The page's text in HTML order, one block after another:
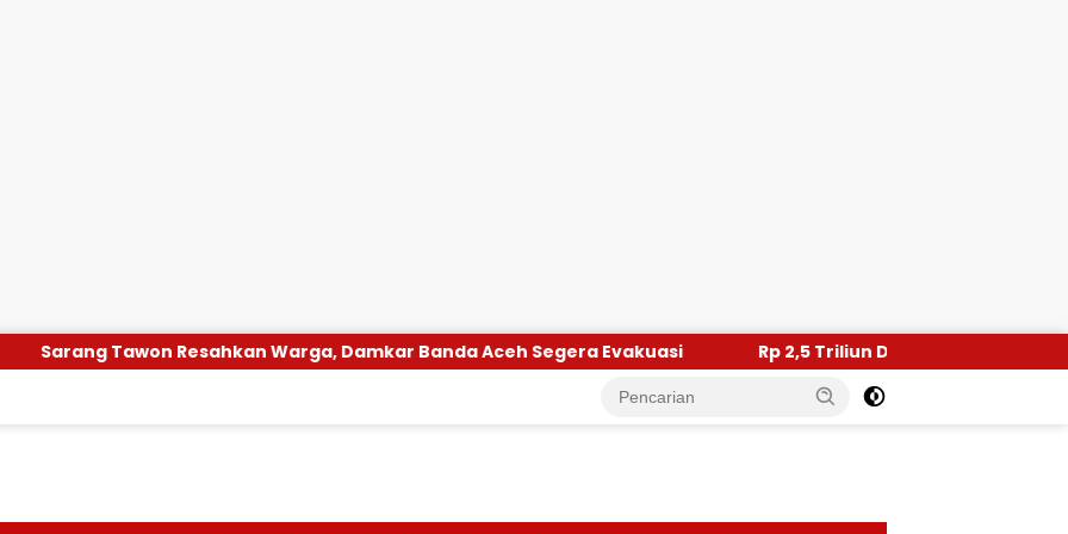
Warga, Damkar Banda Aceh Segera Evakuasi Rp 2,5 Triliun Dana Kementan untuk Bencana,